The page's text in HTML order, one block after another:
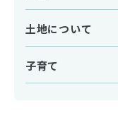
土地について
子育て